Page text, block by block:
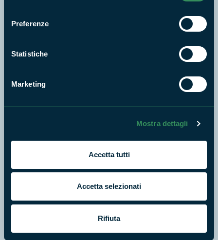
Preferenze
Statistiche
Marketing
Mostra dettagli
Accetta tutti
Accetta selezionati
Rifiuta
Escursioni
Dove vuoi andare?